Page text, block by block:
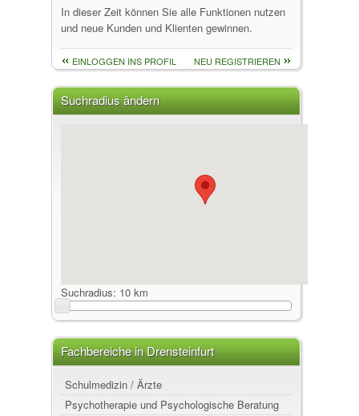
In dieser Zeit können Sie alle Funktionen nutzen
und neue Kunden und Klienten gewinnen.
EINLOGGEN INS PROFIL NEU REGISTRIEREN
Suchradius ändern
Suchradius: 10 km
Fachbereiche in Drensteinfurt
Schulmedizin / Ärzte
Psychotherapie und Psychologische Beratung